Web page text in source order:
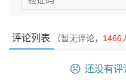
评论列表 （暂无评论， 1466
还没有评